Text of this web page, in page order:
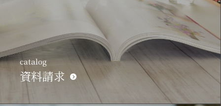
catalog
資料請求